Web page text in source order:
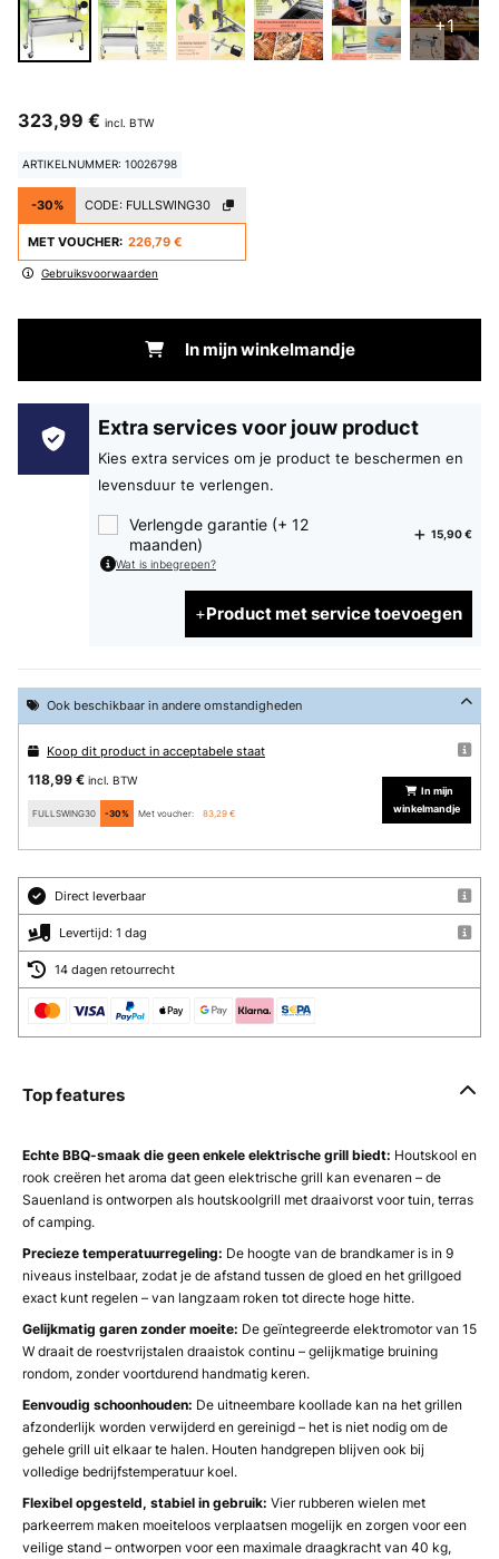
+1
323,99 € incl. BTW
ARTIKELNUMMER: 10026798
-30% CODE: FULLSWING30
MET VOUCHER: 226,79 €
Gebruiksvoorwaarden
In mijn winkelmandje
Extra services voor jouw product
Kies extra services om je product te beschermen en
levensduur te verlengen.
Verlengde garantie (+ 12
maanden)
15,90 €
Wat is inbegrepen?
Product met service toevoegen
Ook beschikbaar in andere omstandigheden
Koop dit product in acceptabele staat
118,99 € incl. BTW
FULLSWING30 -30% Met voucher: 83,29 €
In mijn
winkelmandje
Direct leverbaar
Levertijd: 1 dag
14 dagen retourrecht
Top features
Echte BBQ-smaak die geen enkele elektrische grill biedt: Houtskool en
rook creëren het aroma dat geen elektrische grill kan evenaren – de
Sauenland is ontworpen als houtskoolgrill met draaivorst voor tuin, terras
of camping.
Precieze temperatuurregeling: De hoogte van de brandkamer is in 9
niveaus instelbaar, zodat je de afstand tussen de gloed en het grillgoed
exact kunt regelen – van langzaam roken tot directe hoge hitte.
Gelijkmatig garen zonder moeite: De geïntegreerde elektromotor van 15
W draait de roestvrijstalen draaistok continu – gelijkmatige bruining
rondom, zonder voortdurend handmatig keren.
Eenvoudig schoonhouden: De uitneembare koollade kan na het grillen
afzonderlijk worden verwijderd en gereinigd – het is niet nodig om de
gehele grill uit elkaar te halen. Houten handgrepen blijven ook bij
volledige bedrijfstemperatuur koel.
Flexibel opgesteld, stabiel in gebruik: Vier rubberen wielen met
parkeerrem maken moeiteloos verplaatsen mogelijk en zorgen voor een
veilige stand – ontworpen voor een maximale draagkracht van 40 kg,